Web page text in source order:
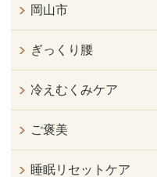
岡山市
ぎっくり腰
冷えむくみケア
ご褒美
睡眠リセットケア